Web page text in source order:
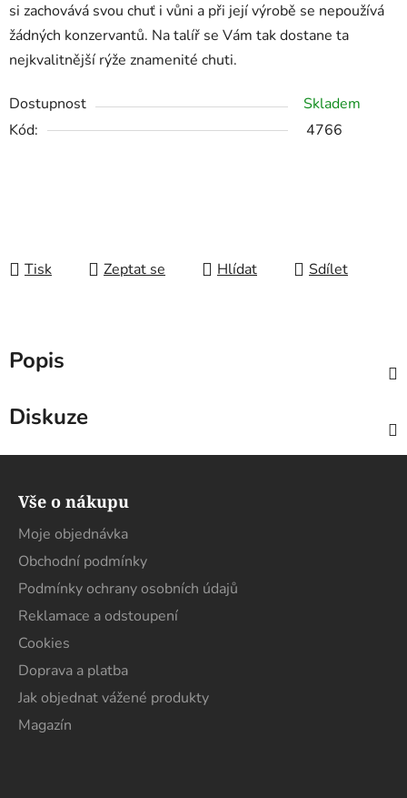
si zachovává svou chuť i vůni a při její výrobě se nepoužívá
žádných konzervantů. Na talíř se Vám tak dostane ta
nejkvalitnější rýže znamenité chuti.
Dostupnost
Skladem
Kód:
4766
Tisk Zeptat se Hlídat Sdílet
Popis
Diskuze
Vše o nákupu
Moje objednávka
Obchodní podmínky
Podmínky ochrany osobních údajů
Reklamace a odstoupení
Cookies
Doprava a platba
Jak objednat vážené produkty
Magazín